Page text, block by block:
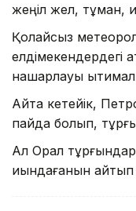
жеңіл жел, тұман,
Қолайсыз
елдімекендердегі
нашарлауы
Айта кетейік,
пайда болып,
Ал Орал
қиындағанын